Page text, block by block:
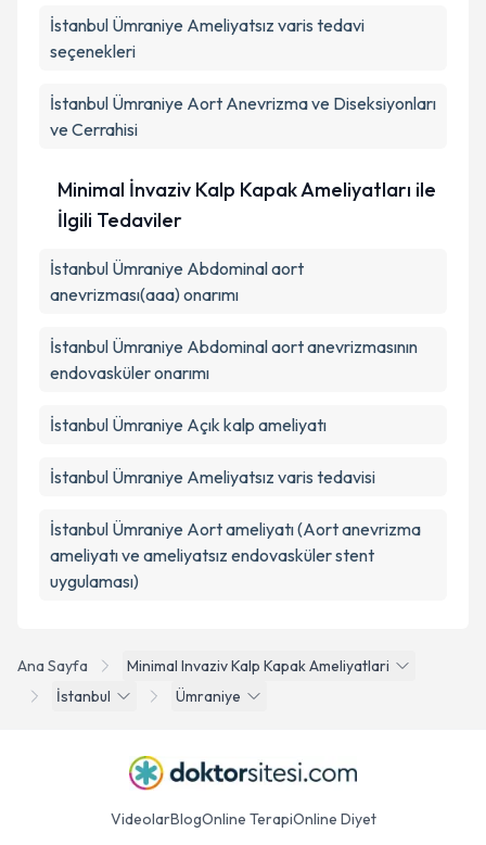
Ana Sayfa
Minimal Invaziv Kalp Kapak Ameliyatlari
İstanbul
Ümraniye
İstanbul Ümraniye Ameliyatsız varis tedavi
seçenekleri
İstanbul Ümraniye Aort Anevrizma ve Diseksiyonları
ve Cerrahisi
Minimal İnvaziv Kalp Kapak Ameliyatları ile
İlgili Tedaviler
İstanbul Ümraniye Abdominal aort
anevrizması(aaa) onarımı
İstanbul Ümraniye Abdominal aort anevrizmasının
endovasküler onarımı
İstanbul Ümraniye Açık kalp ameliyatı
İstanbul Ümraniye Ameliyatsız varis tedavisi
İstanbul Ümraniye Aort ameliyatı (Aort anevrizma
ameliyatı ve ameliyatsız endovasküler stent
uygulaması)
VideolarBlogOnline TerapiOnline Diyet